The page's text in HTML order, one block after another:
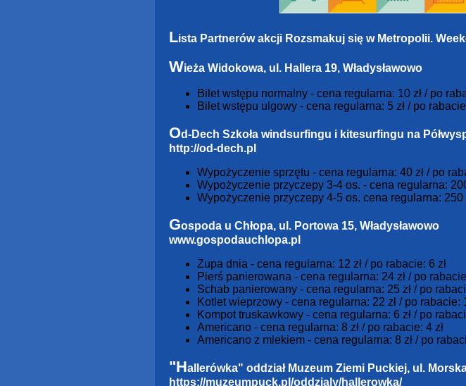
Lista Partnerów akcji Rozsmakuj się w Metropolii.
Wieża Widokowa, ul. Hallera 19, Władysławowo
Bilet wstępu normalny - cena regularna: 10 zł / po
Bilet wstępu ulgowy - cena regularna: 5 zł / po
Od-Dech Szkoła windsurfingu i kitesurfingu na
http://od-dech.pl
Wypożyczenie sprzętu - cena regularna: 40 zł / po
Wypożyczenie przyczepy 3-4 os. - cena regularna:
Wypożyczenie przyczepy 4-5 os. cena regularna: 250
Gospoda u Chłopa, ul. Portowa 15, Władysławowo
www.gospodauchlopa.pl
Zupa dnia - cena regularna: 12 zł / po rabacie: 6 zł
Pierś panierowana - cena regularna: 24 zł / po
Schab panierowany - cena regularna: 25 zł / po
Kotlet wieprzowy - cena regularna: 22 zł / po rabacie:
Kompot truskawkowy - cena regularna: 6 zł / po
Americano - cena regularna: 8 zł / po rabacie: 4 zł
Americano z mlekiem - cena regularna: 8 zł / po
"Hallerówka" oddział Muzeum Ziemi Puckiej, ul.
https://muzeumpuck.pl/oddzialy/hallerowka/